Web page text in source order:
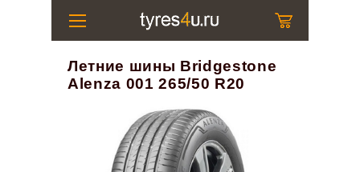
Летние шины Bridgestone
Alenza 001 265/50 R20